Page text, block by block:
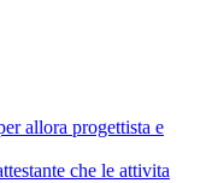
allora progettista e
che le attivita